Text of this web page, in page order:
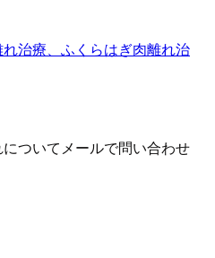
れ治療、ふくらはぎ肉離れ治
ついてメールで問い合わせ